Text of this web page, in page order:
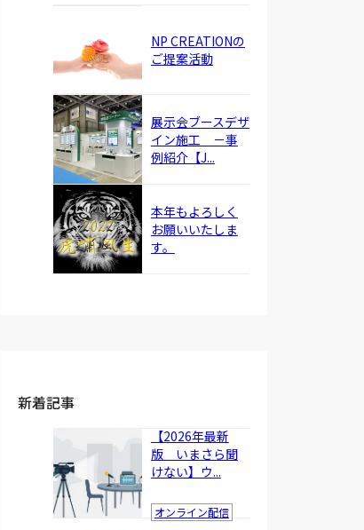
NP CREATIONの
ご提案活動
展示会ブースデザ
イン施工 －事
例紹介【J...
本年もよろしく
お願いいたしま
す。
新着記事
【2026年最新
版 いまさら聞
けない】ウ...
オンライン配信